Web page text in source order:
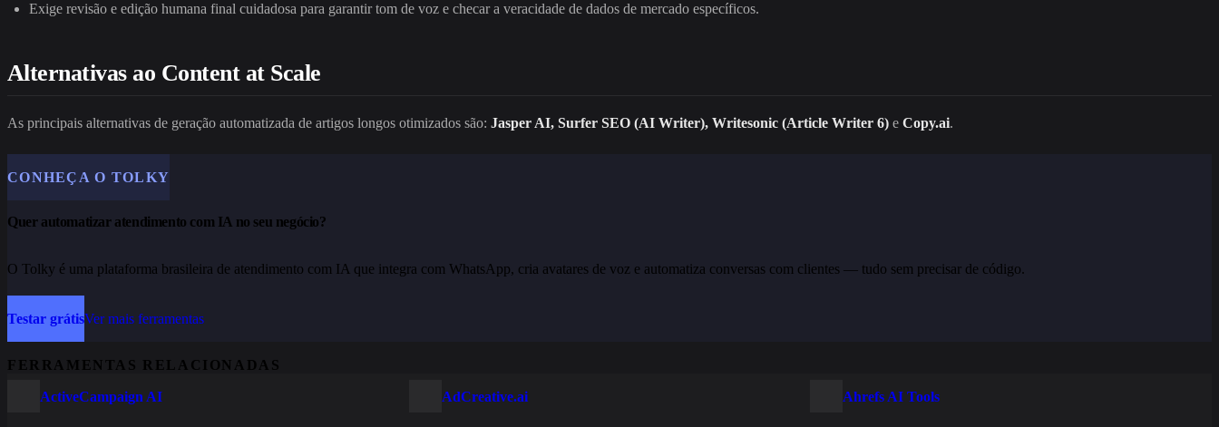
Exige revisão e edição humana final cuidadosa para garantir tom de voz e checar a veracidade de dados de mercado específicos.
Alternativas ao Content at Scale
As principais alternativas de geração automatizada de artigos longos otimizados são: Jasper AI, Surfer SEO (AI Writer), Writesonic (Article Writer 6) e Copy.ai.
CONHEÇA O TOLKY
Quer automatizar atendimento com IA no seu negócio?
O Tolky é uma plataforma brasileira de atendimento com IA que integra com WhatsApp, cria avatares de voz e automatiza conversas com clientes — tudo sem precisar de código.
Testar grátisVer mais ferramentas
FERRAMENTAS RELACIONADAS
ActiveCampaign AI AdCreative.ai Ahrefs AI Tools